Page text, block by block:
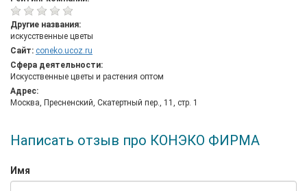
Другие названия:
искусственные цветы
Сайт: coneko.ucoz.ru
Сфера деятельности:
Искусственные цветы и растения оптом
Адрес:
Москва, Пресненский, Скатертный пер., 11, стр. 1
Написать отзыв про КОНЭКО ФИРМА
Имя